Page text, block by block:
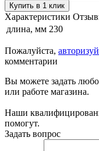
Купить в 1 клик
Характеристики
длина, мм 230
Пожалуйста,
комментарии
Вы можете задать
или работе магазина.
Наши
помогут.
Задать вопрос